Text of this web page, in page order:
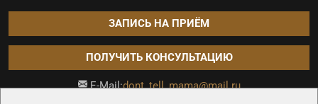
ЗАПИСЬ НА ПРИЁМ
ПОЛУЧИТЬ КОНСУЛЬТАЦИЮ
E-Mail:dont_tell_mama@mail.ru